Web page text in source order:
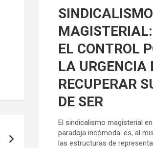
SINDICALISMO
EL CONTROL
LA URGENCIA
RECUPERAR
DE SER
El sindicalismo magisterial
paradoja incómoda: es, al
las estructuras de